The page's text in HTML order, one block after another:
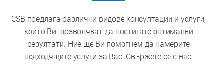
CSB предлага различни видове консултации и услуги,
които Ви позволяват да постигате оптимални
резултати. Ние ще Ви помогнем да намерите
подходящите услуги за Вас. Свържете се с нас.